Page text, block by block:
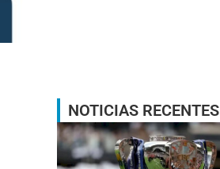
NOTICIAS RECENTES